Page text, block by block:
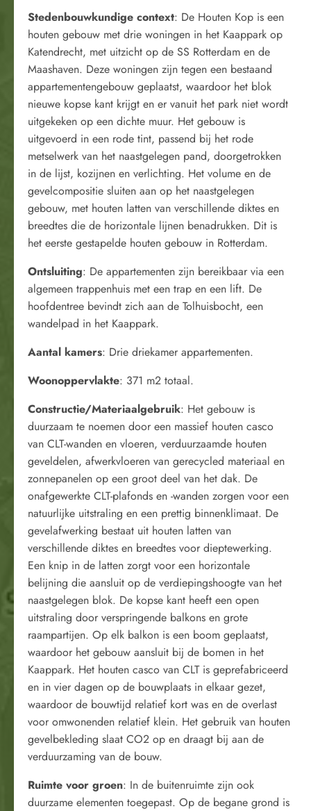
Stedenbouwkundige context: De Houten Kop is een
houten gebouw met drie woningen in het Kaappark op
Katendrecht, met uitzicht op de SS Rotterdam en de
Maashaven. Deze woningen zijn tegen een bestaand
appartementengebouw geplaatst, waardoor het blok
nieuwe kopse kant krijgt en er vanuit het park niet wordt
uitgekeken op een dichte muur. Het gebouw is
uitgevoerd in een rode tint, passend bij het rode
metselwerk van het naastgelegen pand, doorgetrokken
in de lijst, kozijnen en verlichting. Het volume en de
gevelcompositie sluiten aan op het naastgelegen
gebouw, met houten latten van verschillende diktes en
breedtes die de horizontale lijnen benadrukken. Dit is
het eerste gestapelde houten gebouw in Rotterdam.
Ontsluiting: De appartementen zijn bereikbaar via een
algemeen trappenhuis met een trap en een lift. De
hoofdentree bevindt zich aan de Tolhuisbocht, een
wandelpad in het Kaappark.
Aantal kamers: Drie driekamer appartementen.
Woonoppervlakte: 371 m2 totaal.
Constructie/Materiaalgebruik: Het gebouw is
duurzaam te noemen door een massief houten casco
van CLT-wanden en vloeren, verduurzaamde houten
geveldelen, afwerkvloeren van gerecycled materiaal en
zonnepanelen op een groot deel van het dak. De
onafgewerkte CLT-plafonds en -wanden zorgen voor een
natuurlijke uitstraling en een prettig binnenklimaat. De
gevelafwerking bestaat uit houten latten van
verschillende diktes en breedtes voor dieptewerking.
Een knip in de latten zorgt voor een horizontale
belijning die aansluit op de verdiepingshoogte van het
naastgelegen blok. De kopse kant heeft een open
uitstraling door verspringende balkons en grote
raampartijen. Op elk balkon is een boom geplaatst,
waardoor het gebouw aansluit bij de bomen in het
Kaappark. Het houten casco van CLT is geprefabriceerd
en in vier dagen op de bouwplaats in elkaar gezet,
waardoor de bouwtijd relatief kort was en de overlast
voor omwonenden relatief klein. Het gebruik van houten
gevelbekleding slaat CO2 op en draagt bij aan de
verduurzaming van de bouw.
Ruimte voor groen: In de buitenruimte zijn ook
duurzame elementen toegepast. Op de begane grond is